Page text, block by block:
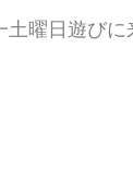
曜日遊びに